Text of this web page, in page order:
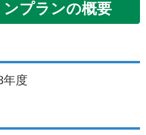
プランの概要
年度